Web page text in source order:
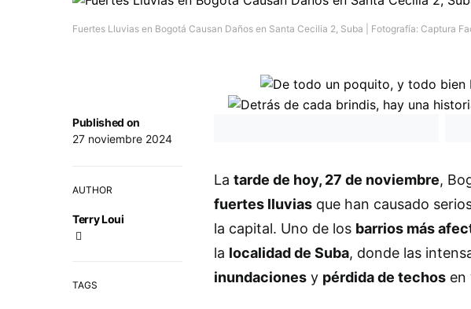
Fuertes Lluvias en Bogotá Causan Daños en Santa Cecilia 2, Suba | Fotografía: Captura
Published on
27 noviembre 2024
AUTHOR
Terry Loui
TAGS
La tarde de hoy, 27 de noviembre,
fuertes lluvias que han causado
la capital. Uno de los barrios más
la localidad de Suba, donde las
inundaciones y pérdida de techos en